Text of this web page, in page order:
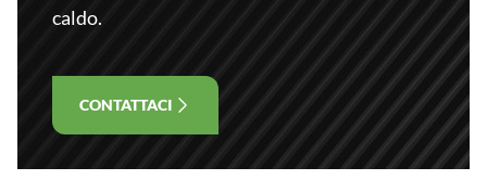
caldo.
CONTATTACI